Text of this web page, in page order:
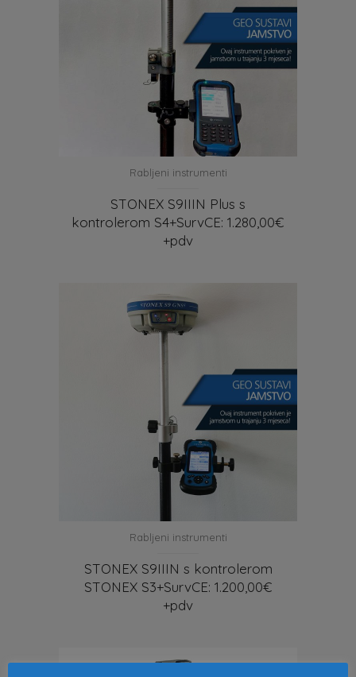
Rabljeni instrumenti
STONEX S9IIIN Plus s
kontrolerom S4+SurvCE: 1.280,00€
+pdv
Rabljeni instrumenti
STONEX S9IIIN s kontrolerom
STONEX S3+SurvCE: 1.200,00€
+pdv